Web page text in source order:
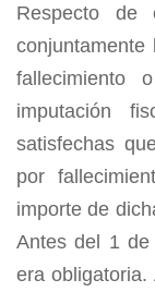
Respecto de
fallecimiento
imputación
satisfechas
por
importe de
Antes del 1
era obligatoria.